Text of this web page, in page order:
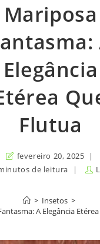
Mariposa
Elegância
Flutua
fevereiro 20, 2025
de leitura
> Insetos >
A Elegância Etérea